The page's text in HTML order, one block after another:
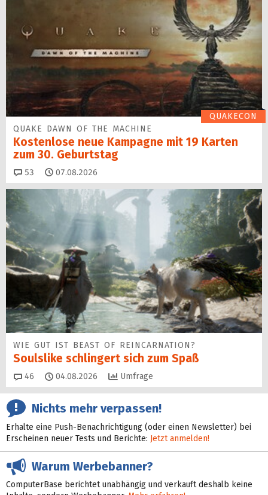
QUAKECON
QUAKE DAWN OF THE MACHINE
Kostenlose neue Kampagne mit 19 Karten
zum 30. Geburtstag
53 Kommentare
07.08.2026
WIE GUT IST BEAST OF REINCARNATION?
Soulslike schlingert sich zum Spaß
46 Kommentare
04.08.2026 Umfrage
Nichts mehr verpassen!
Erhalte eine Push-Benachrichtigung (oder einen Newsletter) bei
Erscheinen neuer Tests und Berichte: Jetzt anmelden!
Warum Werbebanner?
ComputerBase berichtet unabhängig und verkauft deshalb keine